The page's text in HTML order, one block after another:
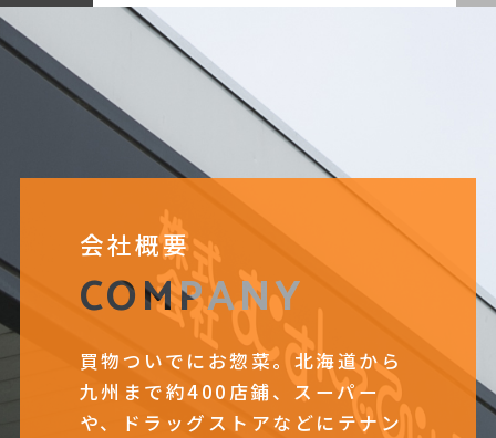
会社概要
COMPANY
買物ついでにお惣菜。北海道から
九州まで約400店鋪、スーパー
や、ドラッグストアなどにテナン